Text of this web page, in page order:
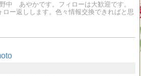
中 あやかです。フィローは大歓迎です。
ロー返しします。色々情報交換できればと思